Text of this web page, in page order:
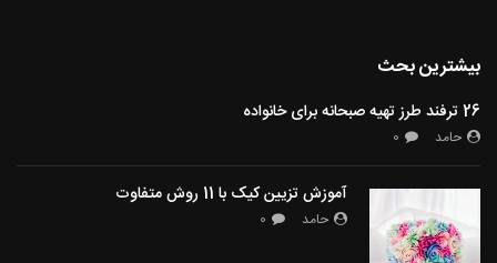
بیشترین بحث
26 ترفند طرز تهیه صبحانه برای خانواده
حامد 0
آموزش تزیین کیک با 11 روش متفاوت
حامد 0